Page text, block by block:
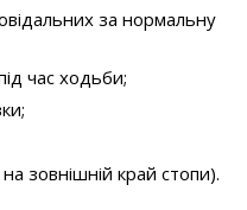
за нормальну
час ходьби;
зовнішній край стопи).